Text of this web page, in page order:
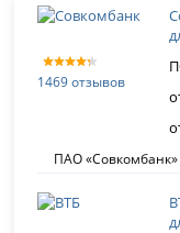
1469 отзывов
ПАО